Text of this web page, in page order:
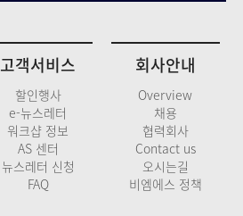
고객서비스
할인행사
e-뉴스레터
워크샵 정보
AS 센터
뉴스레터 신청
FAQ
회사안내
Overview
채용
협력회사
Contact us
오시는길
비엠에스 정책